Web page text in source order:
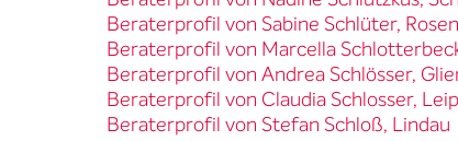
Beraterprofil von Sabine Schlüter,
Beraterprofil von Marcella
Beraterprofil von Andrea Schlösser,
Beraterprofil von Claudia Schlosser,
Beraterprofil von Stefan Schloß, Lindau